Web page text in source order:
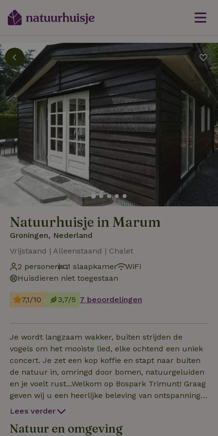
Natuurhuisje in Marum
Groningen, Nederland
Vrijstaand | Alleenstaand | Chalet
2 personen
1 slaapkamer
WiFi
Huisdieren niet toegestaan
7,1/10 3,7/5 7 beoordelingen
Je wordt langzaam wakker, buiten strijden de
vogels om het mooiste lied, elke ochtend een uniek
concert. Je zet een kop koffie en stapt naar buiten
de natuur in, omringd door bomen, natuurgeluiden
en je voelt rust...Welkom op Bospark Trimunt! Graag
geven wij u een heerlijke beleving van ontspanning
en rust in één van onze prachtige chalets.Het
zich op een beschutte plek met veel privacy. Het
Lees verder
Natuur en omgeving